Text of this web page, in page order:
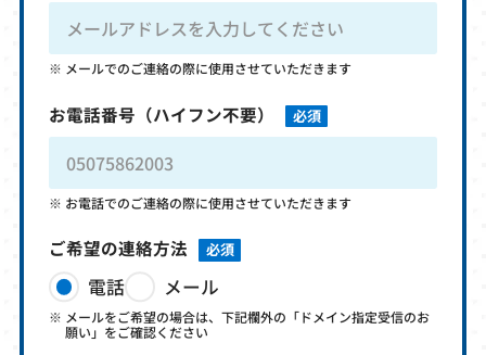
メールでのご連絡の際に使用させていただきます
お電話番号 （ハイフン不要） 必須
お電話でのご連絡の際に使用させていただきます
ご希望の連絡方法 必須
電話 メール
メールをご希望の場合は、下記欄外の「ドメイン指定受信のお
願い」をご確認ください